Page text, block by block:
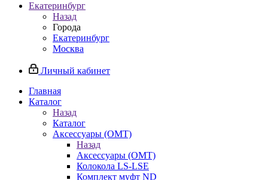
Екатеринбург
Назад
Города
Екатеринбург
Москва
Личный кабинет
Главная
Каталог
Назад
Каталог
Аксессуары (OMT)
Назад
Аксессуары (OMT)
Колокола LS-LSE
Комплект муфт ND